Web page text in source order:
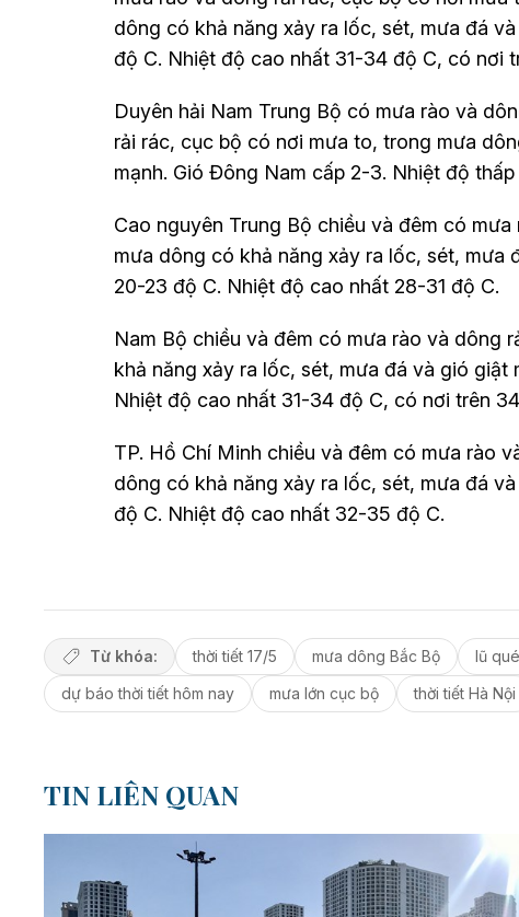
dông có khả năng xảy ra lốc, sét, mưa đá
độ C. Nhiệt độ cao nhất 31-34 độ C, có nơi
Duyên hải Nam Trung Bộ có mưa rào và
rải rác, cục bộ có nơi mưa to, trong mưa
mạnh. Gió Đông Nam cấp 2-3. Nhiệt độ
Cao nguyên Trung Bộ chiều và đêm có
mưa dông có khả năng xảy ra lốc, sét, mưa
20-23 độ C. Nhiệt độ cao nhất 28-31 độ C.
Nam Bộ chiều và đêm có mưa rào và dông
khả năng xảy ra lốc, sét, mưa đá và gió giật
Nhiệt độ cao nhất 31-34 độ C, có nơi trên
TP. Hồ Chí Minh chiều và đêm có mưa rào
dông có khả năng xảy ra lốc, sét, mưa đá
độ C. Nhiệt độ cao nhất 32-35 độ C.
Từ khóa: thời tiết 17/5 mưa dông Bắc Bộ lũ
dự báo thời tiết hôm nay
mưa lớn cục bộ thời tiết Hà Nội
TIN LIÊN QUAN